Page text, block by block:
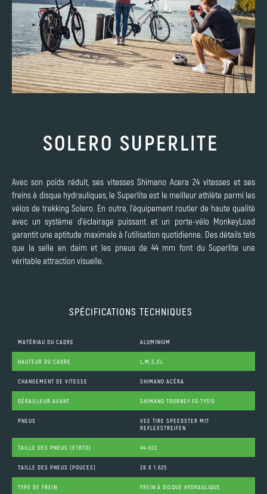
SOLERO SUPERLITE
Avec son poids réduit, ses vitesses Shimano Acera 24 vitesses et ses
freins à disque hydrauliques, le Superlite est le meilleur athlète parmi les
vélos de trekking Solero. En outre, l'équipement routier de haute qualité
avec un système d'éclairage puissant et un porte-vélo MonkeyLoad
garantit une aptitude maximale à l'utilisation quotidienne. Des détails tels
que la selle en daim et les pneus de 44 mm font du Superlite une
véritable attraction visuelle.
SPÉCIFICATIONS TECHNIQUES
MATÉRIAU DU CADRE ALUMINIUM
HAUTEUR DU CADRE L,M,S,XL
CHANGEMENT DE VITESSE SHIMANO ACÉRA
DÉRAILLEUR AVANT SHIMANO TOURNEY FD-TY510
PNEUS
VEE TIRE SPEEDSTER MIT
REFLEXSTREIFEN
TAILLE DES PNEUS (ETRTO) 44-622
TAILLE DES PNEUS (POUCES) 28 X 1.625
TYPE DE FREIN FREIN À DISQUE HYDRAULIQUE